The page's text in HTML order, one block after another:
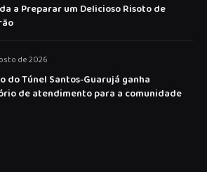
a Preparar um Delicioso Risoto de
de 2026
do Túnel Santos-Guarujá ganha
de atendimento para a comunidade